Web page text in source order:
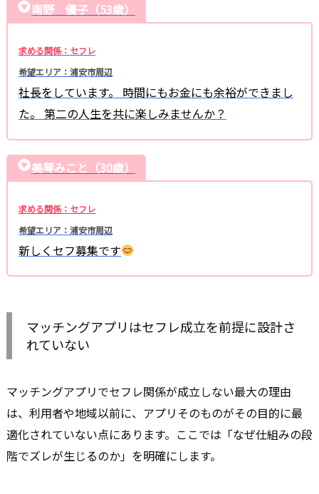
南野 優子（53歳）
求める関係：セフレ
希望エリア：浦安市周辺
社長をしています。 時間にもお金にも余裕ができまし
た。 第二の人生を共に楽しみませんか？
美琴みこと（30歳）
求める関係：セフレ
希望エリア：浦安市周辺
新しくセフ募集です
マッチングアプリはセフレ成立を前提に設計さ
れていない
マッチングアプリでセフレ関係が成立しない最大の理由
は、利用者や地域以前に、アプリそのものがその目的に最
適化されていない点にあります。ここでは「なぜ仕組みの段
階でズレが生じるのか」を明確にします。